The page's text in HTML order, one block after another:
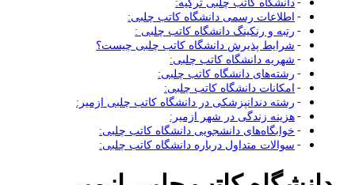
دانشگاه کاتب چلبی ترکیه:
اطلاعات رسمی دانشگاه کاتب چلبی:
رتبه و رنکینگ دانشگاه کاتب چلبی :
شرایط پذیرش دانشگاه کاتب چلبی چیست؟
شهریه دانشگاه کاتب چلبی:
رشته‌های دانشگاه کاتب چلبی:
امکانات دانشگاه کاتب چلبی:
رشته دندانپزشکی در دانشگاه کاتب چلبی ازمیر:
هزینه زندگی در شهر ازمیر:
خوابگاه‌های دانشجویی دانشگاه کاتب چلبی:
سوالات متداول درباره دانشگاه کاتب چلبی: